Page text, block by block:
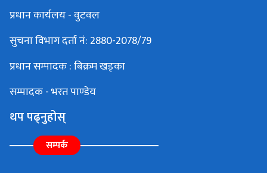
प्रधान कार्यलय - वुटवल
सुचना विभाग दर्ता नं: 2880-2078/79
प्रधान सम्पादक : बिक्रम खड्का
सम्पादक - भरत पाण्डेय
थप पढ्नुहोस्
सम्पर्क